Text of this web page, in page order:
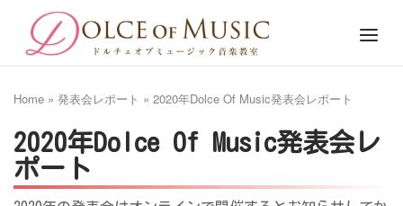
content
Home
Menu
Home » 発表会レポート » 2020年Dolce Of Music発表会レポート
2020年Dolce Of Music発表会レ
ポート